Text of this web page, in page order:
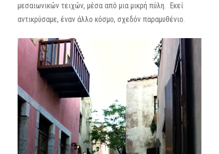
μεσαιωνικών τειχών, μέσα από μια μικρή πύλη. Εκεί
αντικρύσαμε, έναν άλλο κόσμο, σχεδόν παραμυθένιο.